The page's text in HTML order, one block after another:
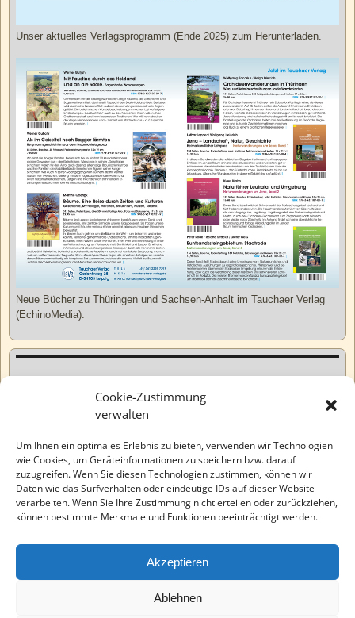
Cookie-Zustimmung
verwalten
Um Ihnen ein optimales Erlebnis zu bieten, verwenden wir Technologien
wie Cookies, um Geräteinformationen zu speichern bzw. darauf
zuzugreifen. Wenn Sie diesen Technologien zustimmen, können wir
Daten wie das Surfverhalten oder eindeutige IDs auf dieser Website
verarbeiten. Wenn Sie Ihre Zustimmung nicht erteilen oder zurückziehen,
können bestimmte Merkmale und Funktionen beeinträchtigt werden.
Akzeptieren
Ablehnen
Unser aktuelles Verlagsprogramm (Ende 2025) zum Herunterladen.
Neue Bücher zu Thüringen und Sachsen-Anhalt im Tauchaer Verlag
(EchinoMedia).
Varia